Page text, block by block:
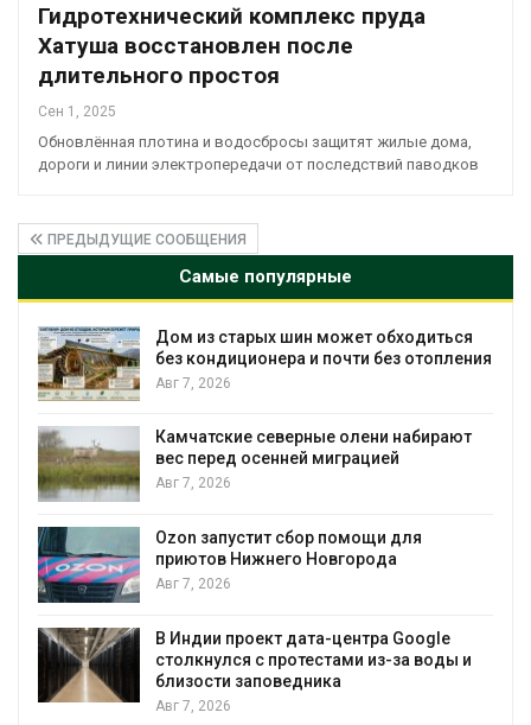
Гидротехнический комплекс пруда
Хатуша восстановлен после
длительного простоя
Сен 1, 2025
Обновлённая плотина и водосбросы защитят жилые дома,
дороги и линии электропередачи от последствий паводков
ПРЕДЫДУЩИЕ СООБЩЕНИЯ
Самые популярные
Названы ведущие экологические НКО
России по итогам 2025 года
Авг 7, 2026
Тайфун, засуха и пожары: сразу
несколько регионов столкнулись с
экстремальными природными
Авг 7, 2026
Солнечные панели над каналами
позволяют одновременно
воду
Авг 7, 2026
Дождевая вода с крыш может помочь